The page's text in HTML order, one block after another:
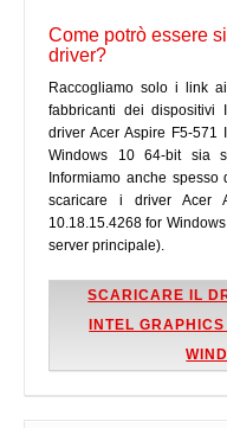
Come potrò essere
driver?
Raccogliamo solo i link
fabbricanti dei dispositivi
driver Acer Aspire F5-571
Windows 10 64-bit sia
Informiamo anche
scaricare i driver Acer
10.18.15.4268 for
server principale).
SCARICARE IL
INTEL